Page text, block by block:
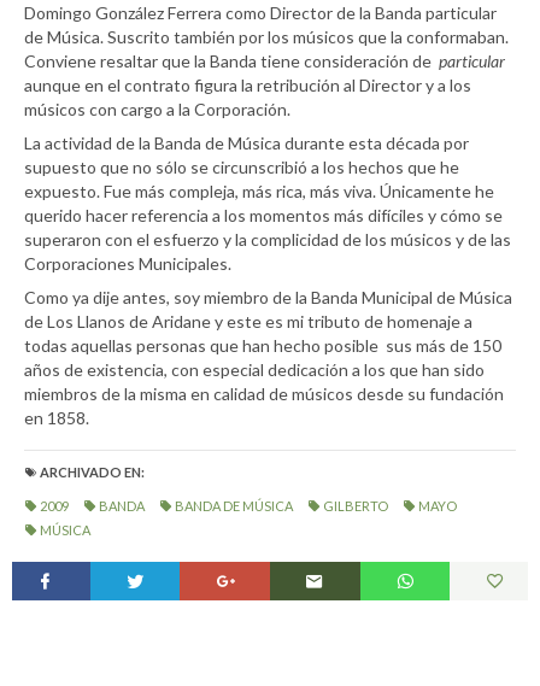
Domingo González Ferrera como Director de la Banda particular
de Música. Suscrito también por los músicos que la conformaban.
Conviene resaltar que la Banda tiene consideración de particular
aunque en el contrato figura la retribución al Director y a los
músicos con cargo a la Corporación.
La actividad de la Banda de Música durante esta década por
supuesto que no sólo se circunscribió a los hechos que he
expuesto. Fue más compleja, más rica, más viva. Únicamente he
querido hacer referencia a los momentos más difíciles y cómo se
superaron con el esfuerzo y la complicidad de los músicos y de las
Corporaciones Municipales.
Como ya dije antes, soy miembro de la Banda Municipal de Música
de Los Llanos de Aridane y este es mi tributo de homenaje a
todas aquellas personas que han hecho posible sus más de 150
años de existencia, con especial dedicación a los que han sido
miembros de la misma en calidad de músicos desde su fundación
en 1858.
ARCHIVADO EN:
2009 BANDA BANDA DE MÚSICA GILBERTO
MAYO
MÚSICA